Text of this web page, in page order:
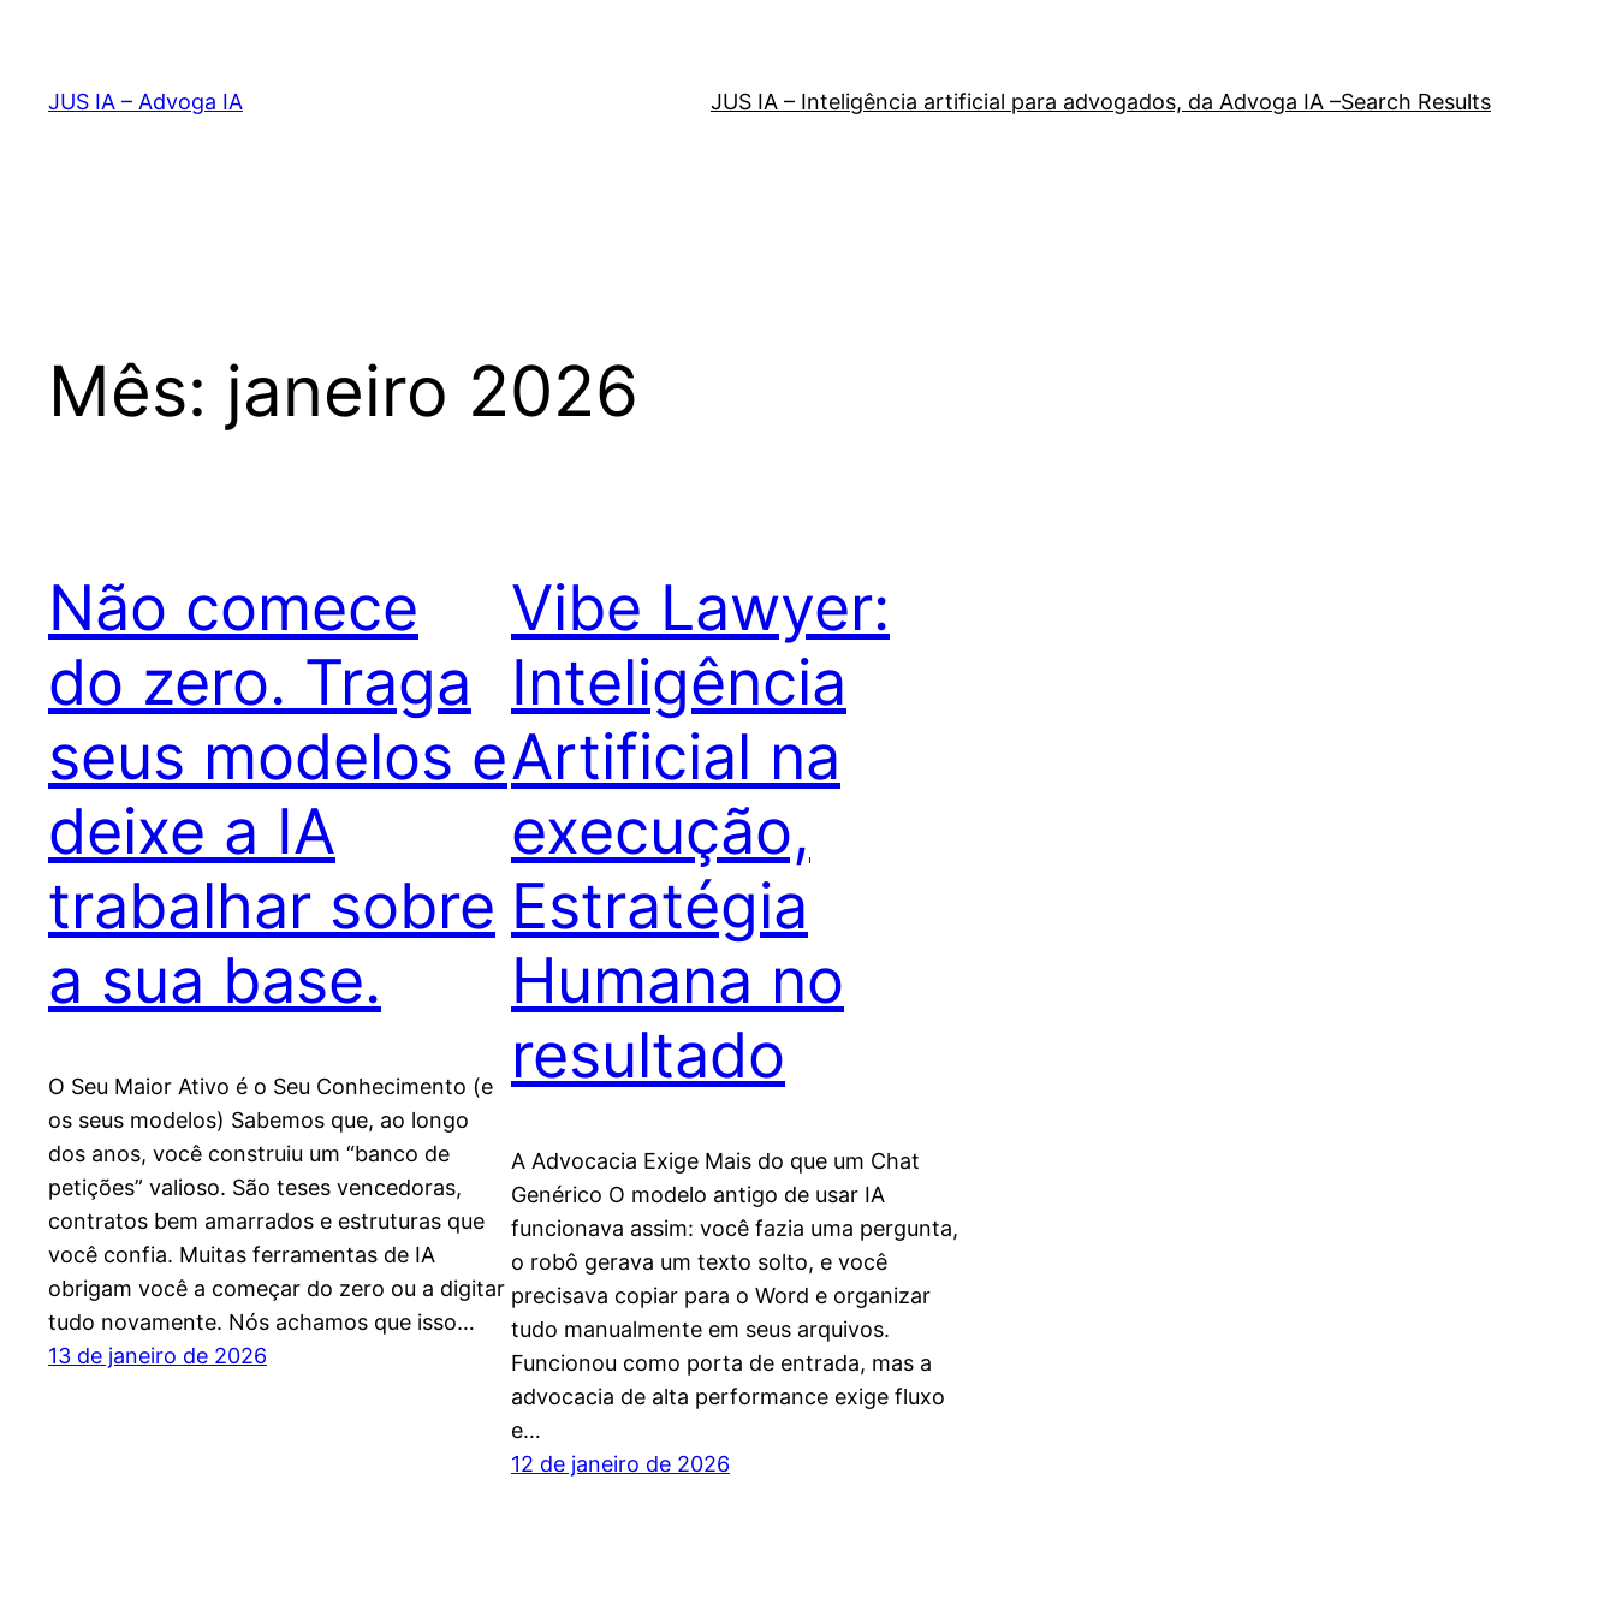
JUS IA – Advoga IA JUS IA – Inteligência artificial para advogados, da Advoga IA –Search Results
Mês: janeiro 2026
Não comece
do zero. Traga
seus modelos e
deixe a IA
trabalhar sobre
a sua base.
O Seu Maior Ativo é o Seu Conhecimento (e
os seus modelos) Sabemos que, ao longo
dos anos, você construiu um “banco de
petições” valioso. São teses vencedoras,
contratos bem amarrados e estruturas que
você confia. Muitas ferramentas de IA
obrigam você a começar do zero ou a digitar
tudo novamente. Nós achamos que isso…
13 de janeiro de 2026
Vibe Lawyer:
Inteligência
Artificial na
execução,
Estratégia
Humana no
resultado
A Advocacia Exige Mais do que um Chat
Genérico O modelo antigo de usar IA
funcionava assim: você fazia uma pergunta,
o robô gerava um texto solto, e você
precisava copiar para o Word e organizar
tudo manualmente em seus arquivos.
Funcionou como porta de entrada, mas a
advocacia de alta performance exige fluxo
e…
12 de janeiro de 2026